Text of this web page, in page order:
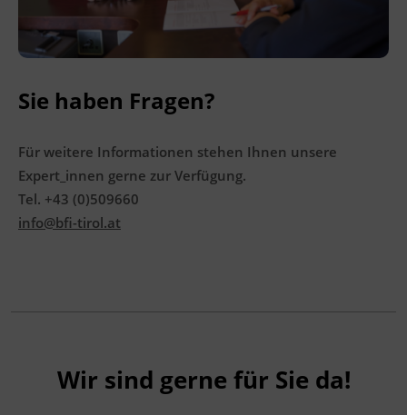
Sie haben Fragen?
Für weitere Informationen stehen Ihnen unsere
Expert_innen gerne zur Verfügung.
Tel. +43 (0)509660
info@bfi-tirol.at
Wir sind gerne für Sie da!